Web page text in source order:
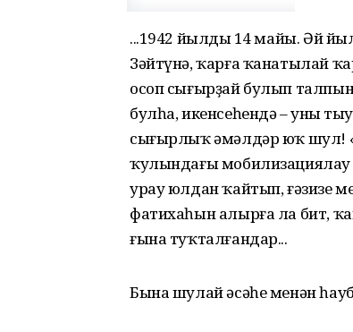
...1942 йылдың 14 майы. Әй
Зәйтүнә, ҡарға ҡанатылай
осоп сығырҙай булып
булһа, икенсеһендә – уның
сығырлыҡ әмәлдәр юҡ шул!
ҡулындағы
урау юлдан ҡайтып, ғәзизе
фатихаһын алырға ла бит,
ғына туҡталғандар...
Бына шулай әсәһе менән